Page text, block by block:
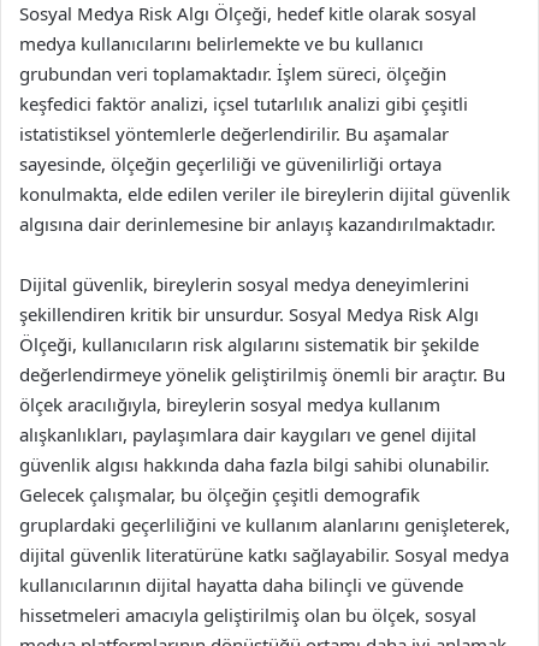
Sosyal Medya Risk Algı Ölçeği, hedef kitle olarak sosyal
medya kullanıcılarını belirlemekte ve bu kullanıcı
grubundan veri toplamaktadır. İşlem süreci, ölçeğin
keşfedici faktör analizi, içsel tutarlılık analizi gibi çeşitli
istatistiksel yöntemlerle değerlendirilir. Bu aşamalar
sayesinde, ölçeğin geçerliliği ve güvenilirliği ortaya
konulmakta, elde edilen veriler ile bireylerin dijital güvenlik
algısına dair derinlemesine bir anlayış kazandırılmaktadır.
Dijital güvenlik, bireylerin sosyal medya deneyimlerini
şekillendiren kritik bir unsurdur. Sosyal Medya Risk Algı
Ölçeği, kullanıcıların risk algılarını sistematik bir şekilde
değerlendirmeye yönelik geliştirilmiş önemli bir araçtır. Bu
ölçek aracılığıyla, bireylerin sosyal medya kullanım
alışkanlıkları, paylaşımlara dair kaygıları ve genel dijital
güvenlik algısı hakkında daha fazla bilgi sahibi olunabilir.
Gelecek çalışmalar, bu ölçeğin çeşitli demografik
gruplardaki geçerliliğini ve kullanım alanlarını genişleterek,
dijital güvenlik literatürüne katkı sağlayabilir. Sosyal medya
kullanıcılarının dijital hayatta daha bilinçli ve güvende
hissetmeleri amacıyla geliştirilmiş olan bu ölçek, sosyal